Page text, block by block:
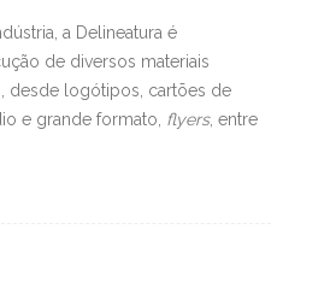
a Delineatura é
de diversos materiais
desde logótipos, cartões de
e grande formato, flyers, entre